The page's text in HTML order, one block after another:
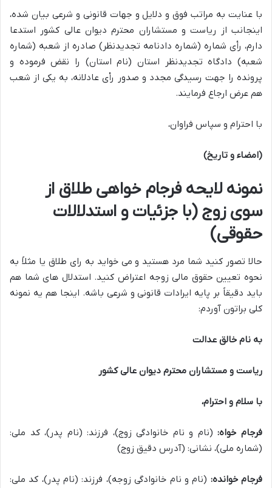
با عنایت به مراتب فوق و دلایل و جهات قانونی و شرعی بیان شده،
اینجانب از ریاست و مستشاران محترم دیوان عالی کشور استدعا
دارم، رأی شماره (شماره دادنامه تجدیدنظر) صادره از شعبه (شماره
شعبه) دادگاه تجدیدنظر استان (نام استان) را نقضفرموده و
پرونده را جهت رسیدگی مجدد و صدور رأی عادلانه، به یکی از شعب
هم عرض ارجاع فرمایند.
با احترام و سپاس فراوان،
(امضاء و تاریخ)
نمونه لایحه فرجام خواهی طلاق از
سوی زوج (با جزئیات و استدلالات
حقوقی)
حالا تصور کنید شما مرد هستید و می خواید به رای طلاق یا مثلاً به
نحوه تعیین حقوق مالی زوجه اعتراض کنید. استدلال های شما هم
باید دقیقاً بر پایه ایرادات قانونی و شرعی باشه. اینجا هم یه نمونه
کلی براتون آوردم:
به نام خالق عدالت
ریاست و مستشاران محترم دیوان عالی کشور
با سلام و احترام،
فرجام خواه:(نام و نام خانوادگی زوج)، فرزند: (نام پدر)، کد ملی:
(شماره ملی)، نشانی: (آدرس دقیق زوج)
فرجام خوانده: (نام و نام خانوادگی زوجه)، فرزند: (نام پدر)، کد ملی: